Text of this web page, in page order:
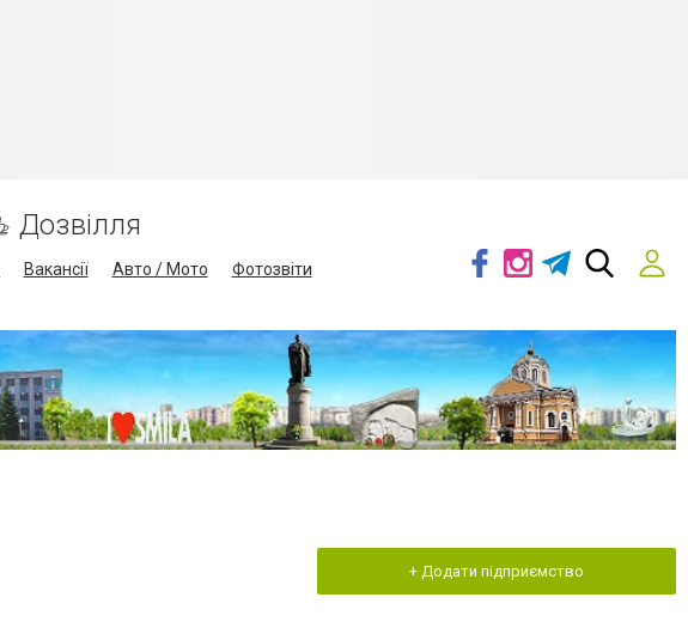
Дозвілля
Вакансії Авто / Мото
Фотозвіти
+ Додати підприємство